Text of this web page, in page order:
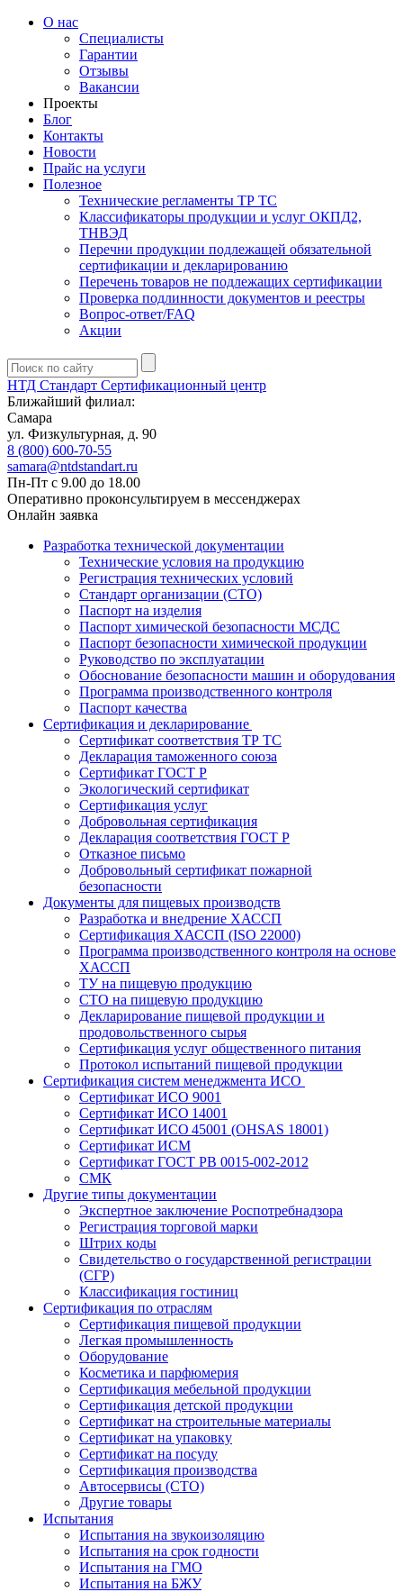
О нас
Специалисты
Гарантии
Отзывы
Вакансии
Проекты
Блог
Контакты
Новости
Прайс на услуги
Полезное
Технические регламенты ТР ТС
Классификаторы продукции и услуг ОКПД2,
ТНВЭД
Перечни продукции подлежащей обязательной
сертификации и декларированию
Перечень товаров не подлежащих сертификации
Проверка подлинности документов и реестры
Вопрос-ответ/FAQ
Акции
НТД Стандарт Сертификационный центр
Ближайший филиал:
Самара
ул. Физкультурная, д. 90
8 (800) 600-70-55
samara@ntdstandart.ru
Пн-Пт с 9.00 до 18.00
Оперативно проконсультируем в мессенджерах
Онлайн заявка
Разработка технической документации
Технические условия на продукцию
Регистрация технических условий
Стандарт организации (СТО)
Паспорт на изделия
Паспорт химической безопасности МСДС
Паспорт безопасности химической продукции
Руководство по эксплуатации
Обоснование безопасности машин и оборудования
Программа производственного контроля
Паспорт качества
Сертификация и декларирование
Сертификат соответствия ТР ТС
Декларация таможенного союза
Сертификат ГОСТ Р
Экологический сертификат
Сертификация услуг
Добровольная сертификация
Декларация соответствия ГОСТ Р
Отказное письмо
Добровольный сертификат пожарной
безопасности
Документы для пищевых производств
Разработка и внедрение ХАССП
Сертификация ХАССП (ISO 22000)
Программа производственного контроля на основе
ХАССП
ТУ на пищевую продукцию
СТО на пищевую продукцию
Декларирование пищевой продукции и
продовольственного сырья
Сертификация услуг общественного питания
Протокол испытаний пищевой продукции
Сертификация систем менеджмента ИСО
Сертификат ИСО 9001
Сертификат ИСО 14001
Сертификат ИСО 45001 (OHSAS 18001)
Сертификат ИСМ
Сертификат ГОСТ РВ 0015-002-2012
СМК
Другие типы документации
Экспертное заключение Роспотребнадзора
Регистрация торговой марки
Штрих коды
Свидетельство о государственной регистрации
(СГР)
Классификация гостиниц
Сертификация по отраслям
Сертификация пищевой продукции
Легкая промышленность
Оборудование
Косметика и парфюмерия
Сертификация мебельной продукции
Сертификация детской продукции
Сертификат на строительные материалы
Сертификат на упаковку
Сертификат на посуду
Сертификация производства
Автосервисы (СТО)
Другие товары
Испытания
Испытания на звукоизоляцию
Испытания на срок годности
Испытания на ГМО
Испытания на БЖУ